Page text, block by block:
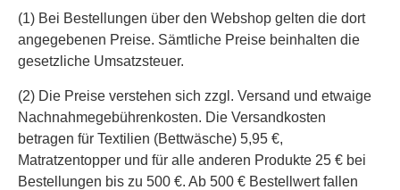
(1) Bei Bestellungen über den Webshop gelten die dort
angegebenen Preise. Sämtliche Preise beinhalten die
gesetzliche Umsatzsteuer.
(2) Die Preise verstehen sich zzgl. Versand und etwaige
Nachnahmegebührenkosten. Die Versandkosten
betragen für Textilien (Bettwäsche) 5,95 €,
Matratzentopper und für alle anderen Produkte 25 € bei
Bestellungen bis zu 500 €. Ab 500 € Bestellwert fallen